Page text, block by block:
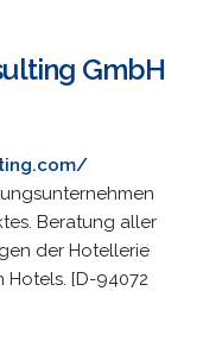
GmbH
Beratung aller
der Hotellerie
[D-94072